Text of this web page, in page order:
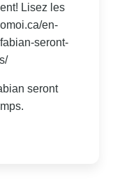
Lisez les
en-
seront-
seront